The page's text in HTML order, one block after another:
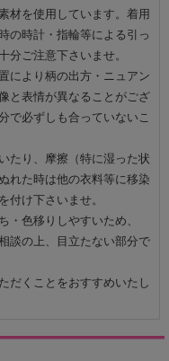
材を使用しています。着用
の時計・指輪等による引っ
ご注意下さいませ。
により柄の出方・ニュアン
と表情が異なることがござ
で必ずしも合っていないこ
たり、摩擦（特に湿った状
れた時は他の衣料等に移染
け下さいませ。
色移りしやすいため、
談の上、目立たない部分で
だくことをおすすめいたし